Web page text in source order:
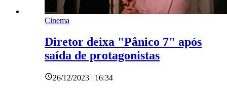
Cinema
Diretor deixa "Pânico 7" após
saída de protagonistas
26/12/2023 | 16:34